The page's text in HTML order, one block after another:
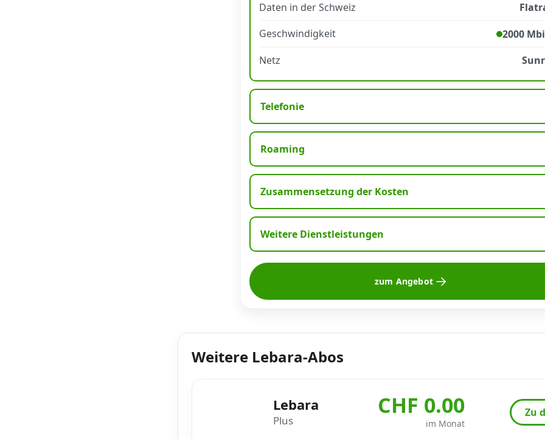
Daten in der Schweiz
Geschwindigkeit
2000
Netz
Telefonie
Roaming
Zusammensetzung der Kosten
Weitere Dienstleistungen
zum Angebot
Weitere Lebara-Abos
Lebara
Plus
CHF 0.00
im Monat
Zu